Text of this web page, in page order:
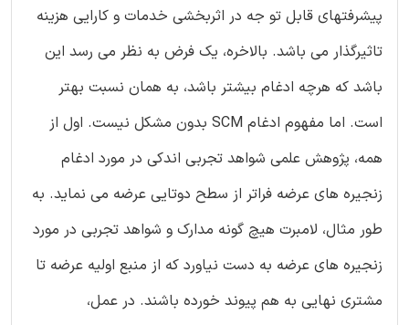
پیشرفتهای قابل تو جه در اثربخشی خدمات و کارایی هزینه
تاثیرگذار می باشد. بالاخره، یک فرض به نظر می رسد این
باشد که هرچه ادغام بیشتر باشد، به همان نسبت بهتر
است. اما مفهوم ادغام SCM بدون مشکل نیست. اول از
همه، پژوهش علمی شواهد تجربی اندکی در مورد ادغام
زنجیره های عرضه فراتر از سطح دوتایی عرضه می نماید. به
طور مثال، لامبرت هیچ گونه مدارک و شواهد تجربی در مورد
زنجیره های عرضه به دست نیاورد که از منبع اولیه عرضه تا
مشتری نهایی به هم پیوند خورده باشند. در عمل،